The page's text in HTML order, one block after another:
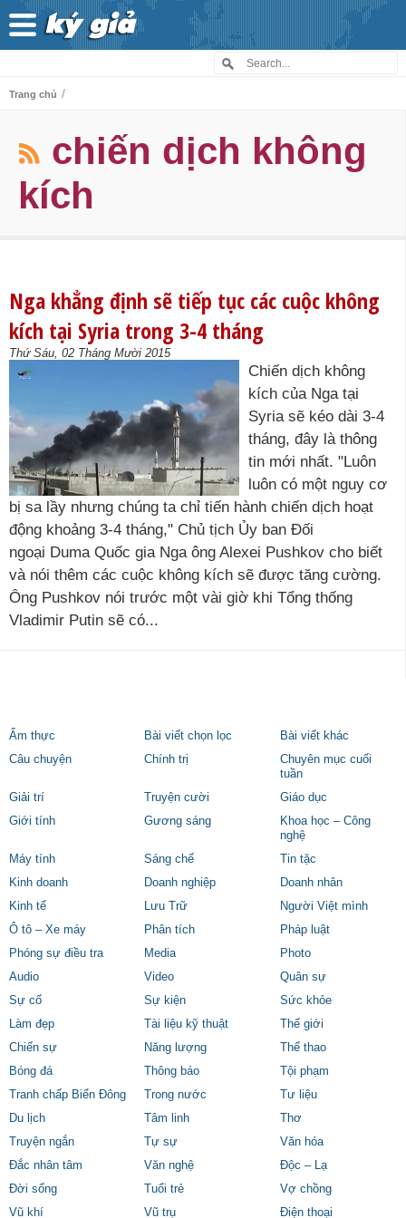
Trang chủ /
chiến dịch không
kích
Nga khẳng định sẽ tiếp tục các cuộc không
kích tại Syria trong 3-4 tháng
Thứ Sáu, 02 Tháng Mười 2015
Chiến dịch không
kích của Nga tại
Syria sẽ kéo dài 3-4
tháng, đây là thông
tin mới nhất. "Luôn
luôn có một nguy cơ
bị sa lầy nhưng chúng ta chỉ tiến hành chiến dịch hoạt
động khoảng 3-4 tháng," Chủ tịch Ủy ban Đối
ngoại Duma Quốc gia Nga ông Alexei Pushkov cho biết
và nói thêm các cuộc không kích sẽ được tăng cường.
Ông Pushkov nói trước một vài giờ khi Tổng thống
Vladimir Putin sẽ có...
Ẩm thực Bài viết chọn lọc
Bài viết khác
Câu chuyện
Chính trị
Chuyên mục cuối
tuần
Giải trí
Truyện cười
Giáo dục
Giới tính
Gương sáng
Khoa học – Công
nghệ
Máy tính
Sáng chế
Tin tặc
Kinh doanh
Doanh nghiệp
Doanh nhân
Kinh tế
Lưu Trữ
Người Việt mình
Ô tô – Xe máy
Phân tích
Pháp luật
Phóng sự điều tra
Media
Photo
Audio
Video
Quân sự
Sự cố
Sự kiện
Sức khỏe
Làm đẹp
Tài liệu kỹ thuật
Thế giới
Chiến sự
Năng lượng
Thể thao
Bóng đá
Thông báo
Tội phạm
Tranh chấp Biển Đông
Trong nước
Tư liệu
Du lịch
Tâm linh
Thơ
Truyện ngắn
Tự sự
Văn hóa
Đắc nhân tâm
Văn nghệ
Độc – Lạ
Đời sống
Tuổi trẻ
Vợ chồng
Vũ khí
Vũ trụ Điện thoại